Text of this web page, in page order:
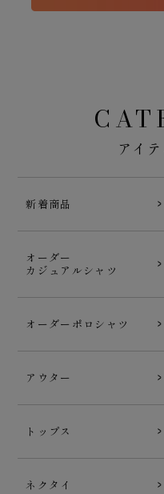
アイ
新着商品
オーダー
カジュアルシャツ
オーダーポロシャツ
アウター
トップス
ネクタイ